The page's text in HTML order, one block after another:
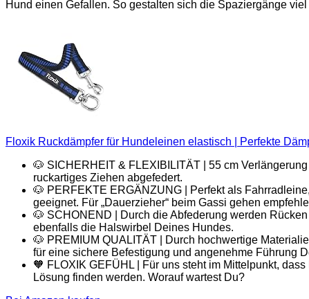
Hund einen Gefallen. So gestalten sich die Spaziergänge
Floxik Ruckdämpfer für Hundeleinen elastisch | Perfekte
🐶 SICHERHEIT & FLEXIBILITÄT | 55 cm
ruckartiges Ziehen abgefedert.
🐶 PERFEKTE ERGÄNZUNG | Perfekt als
geeignet. Für „Dauerzieher“ beim Gassi gehen
🐶 SCHONEND | Durch die Abfederung werden
ebenfalls die Halswirbel Deines Hundes.
🐶 PREMIUM QUALITÄT | Durch hochwertige
für eine sichere Befestigung und angenehme Führung
🧡 FLOXIK GEFÜHL | Für uns steht im Mittelpunkt,
Lösung finden werden. Worauf wartest Du?